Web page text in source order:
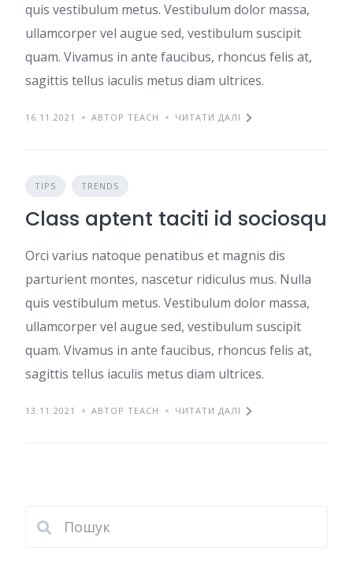
quis vestibulum metus. Vestibulum dolor massa,
ullamcorper vel augue sed, vestibulum suscipit
quam. Vivamus in ante faucibus, rhoncus felis at,
sagittis tellus iaculis metus diam ultrices.
16.11.2021 АВТОР TEACH ЧИТАТИ ДАЛІ
TIPS TRENDS
Class aptent taciti id sociosqu
Orci varius natoque penatibus et magnis dis
parturient montes, nascetur ridiculus mus. Nulla
quis vestibulum metus. Vestibulum dolor massa,
ullamcorper vel augue sed, vestibulum suscipit
quam. Vivamus in ante faucibus, rhoncus felis at,
sagittis tellus iaculis metus diam ultrices.
13.11.2021 АВТОР TEACH ЧИТАТИ ДАЛІ